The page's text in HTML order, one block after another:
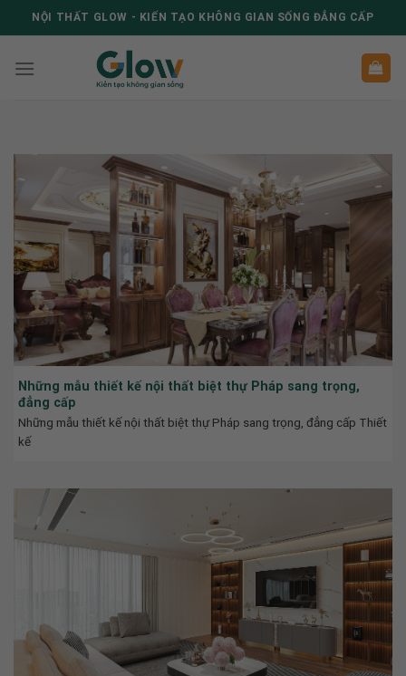
to
NỘI THẤT GLOW - KIẾN TẠO KHÔNG GIAN SỐNG ĐẲNG CẤP
Những mẫu thiết kế nội thất biệt thự Pháp sang trọng,
đẳng cấp
Những mẫu thiết kế nội thất biệt thự Pháp sang trọng, đẳng cấp Thiết
kế